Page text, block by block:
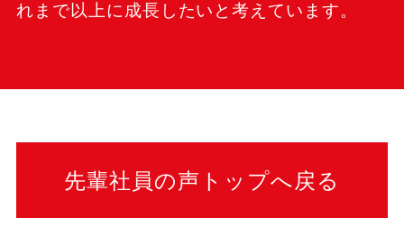
れまで以上に成長したいと考えています。
先輩社員の声トップへ戻る